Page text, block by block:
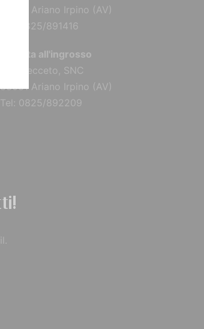
83031 Ariano Irpino (AV)
Tel: 0825/891416
Vendita all'ingrosso
Via Brecceto, SNC
83031 Ariano Irpino (AV)
Tel: 0825/892209